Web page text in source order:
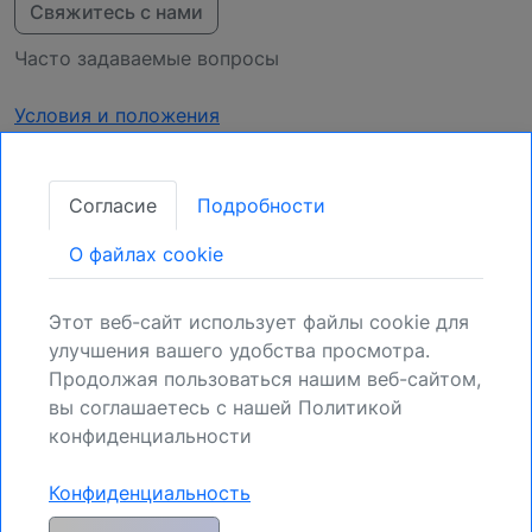
Свяжитесь с нами
Часто задаваемые вопросы
Условия и положения
Получать обновления
Закрепите свою позицию:
возможностей.
Регистрация
Общее предупреждение о рисках и отказ от ответственности:
MyIndicators.ch явно исключает любую ответственность за риски,
Согласие Подробности
O файлах cookie
Этот веб-сайт использует файлы cookie для
улучшения вашего удобства просмотра.
Продолжая пользоваться нашим веб-сайтом,
вы соглашаетесь с нашей Политикой
конфиденциальности
Конфиденциальность